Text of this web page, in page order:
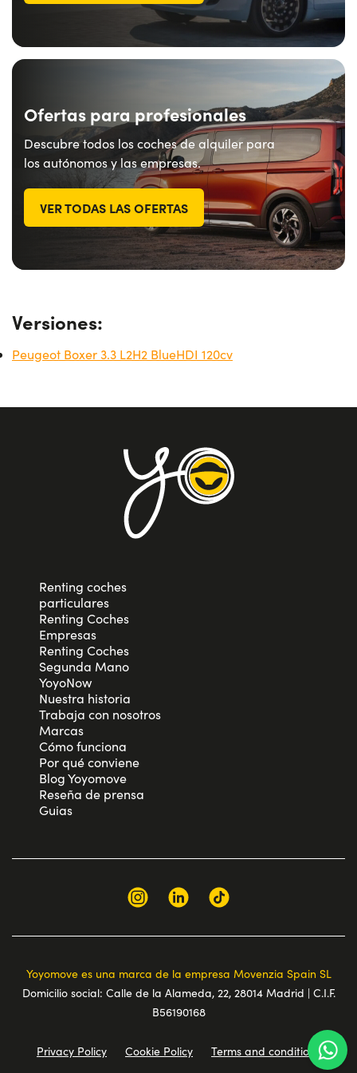
¿Necesitas ayuda? +34672028071
Ofertas para profesionales
Descubre todos los coches de alquiler para
los autónomos y las empresas.
VER TODAS LAS OFERTAS
Versiones:
Peugeot Boxer 3.3 L2H2 BlueHDI 120cv
Renting coches
particulares
Renting Coches
Empresas
Renting Coches
Segunda Mano
YoyoNow
Nuestra historia
Trabaja con nosotros
Marcas
Cómo funciona
Por qué conviene
Blog Yoyomove
Reseña de prensa
Guias
Yoyomove es una marca de la empresa Movenzia Spain SL
Domicilio social: Calle de la Alameda, 22, 28014 Madrid | C.I.F.
B56190168
Privacy Policy Cookie Policy Terms and conditions